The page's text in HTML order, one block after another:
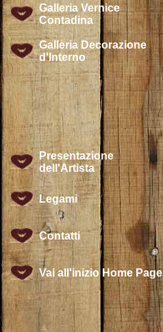
Galleria Vernice
Contadina
Galleria Decorazione
d'Interno
Presentazione
dell'Artista
Legami
Contatti
Vai all'inizio Home Page